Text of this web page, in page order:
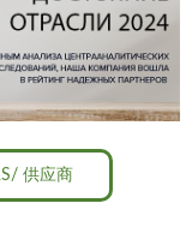
供应商